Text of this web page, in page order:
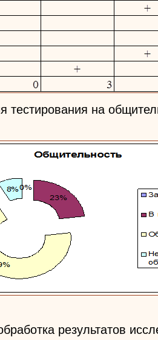
тестирования на
результатов